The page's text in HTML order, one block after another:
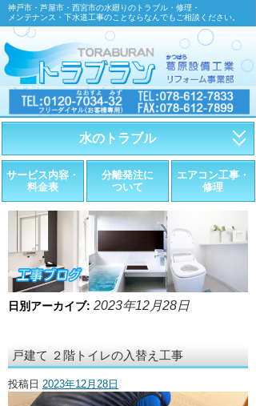
神戸市・芦屋市・西宮市の水廻りのトラブル・修理・
メンテナンス・下水道工事のことならなんでもご相談ください。
水のトラブル
・トイレが詰まったら
・トイレが漏れたら
・水道管が漏れたら
・排水が詰まったら
・悪臭調査
・ここに水栓がほしい
・水廻りメンテナンス
サービス内容・
料金表
分離発注に
ついて
エアコン工事・
修理
日別アーカイブ: 2023年12月28日
戸建て ２階トイレの入替え工事
投稿日 2023年12月28日